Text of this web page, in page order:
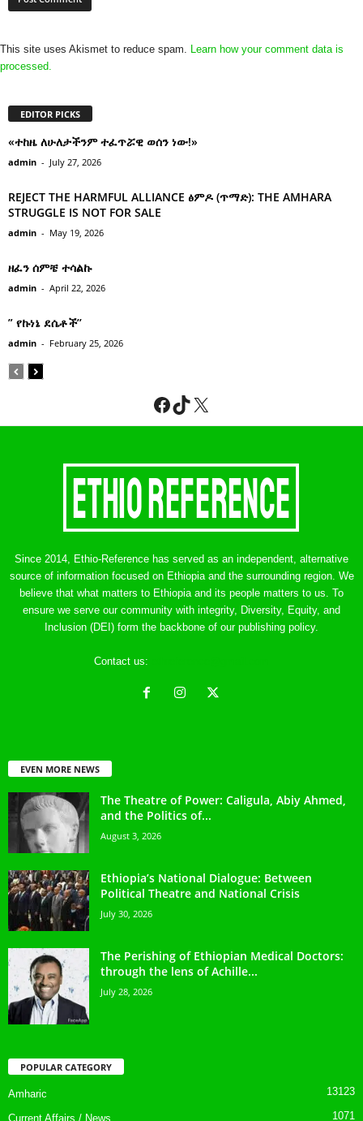
This site uses Akismet to reduce spam. Learn how your comment data is
processed.
EDITOR PICKS
«ተከዜ ለሁለታችንም ተፈጥሯዊ ወሰን ነው!»
admin - July 27, 2026
REJECT THE HARMFUL ALLIANCE ፅምዶ (ጥማድ): THE AMHARA
STRUGGLE IS NOT FOR SALE
admin - May 19, 2026
ዘፈን ሰምቼ ተሳልኩ
admin - April 22, 2026
” የኩነኔ ደሴቶች’’
admin - February 25, 2026
Facebook
TikTok
X
Since 2014, Ethio-Reference has served as an independent, alternative
source of information focused on Ethiopia and the surrounding region. We
believe that what matters to Ethiopia and its people matters to us. To
ensure we serve our community with integrity, Diversity, Equity, and
Inclusion (DEI) form the backbone of our publishing policy.
Contact us:
EVEN MORE NEWS
The Theatre of Power: Caligula, Abiy Ahmed,
and the Politics of...
August 3, 2026
Ethiopia’s National Dialogue: Between
Political Theatre and National Crisis
July 30, 2026
The Perishing of Ethiopian Medical Doctors:
through the lens of Achille...
July 28, 2026
POPULAR CATEGORY
Amharic 13123
Current Affairs / News 1071